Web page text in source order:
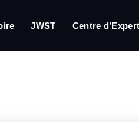
JWST Centre